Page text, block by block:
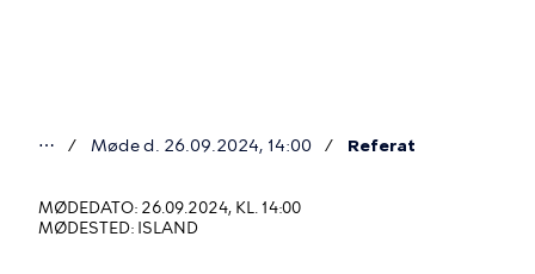
er
her
⋯ Møde d. 26.09.2024, 14:00 Referat
MØDEDATO: 26.09.2024, KL. 14:00
MØDESTED: ISLAND